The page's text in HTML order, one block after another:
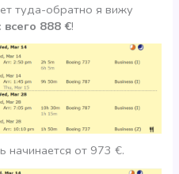
туда-обратно я вижу
888 €!
начинается от 973 €.